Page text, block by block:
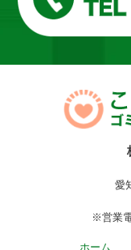
愛
※営業
ホーム